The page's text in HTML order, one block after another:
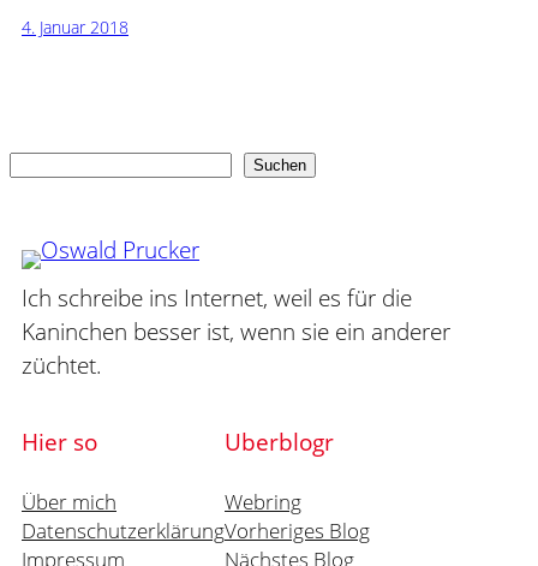
4. Januar 2018
Suchen
Ich schreibe ins Internet, weil es für die
Kaninchen besser ist, wenn sie ein anderer
züchtet.
Hier so
Über mich
Datenschutzerklärung
Impressum
Uberblogr
Webring
Vorheriges Blog
Nächstes Blog